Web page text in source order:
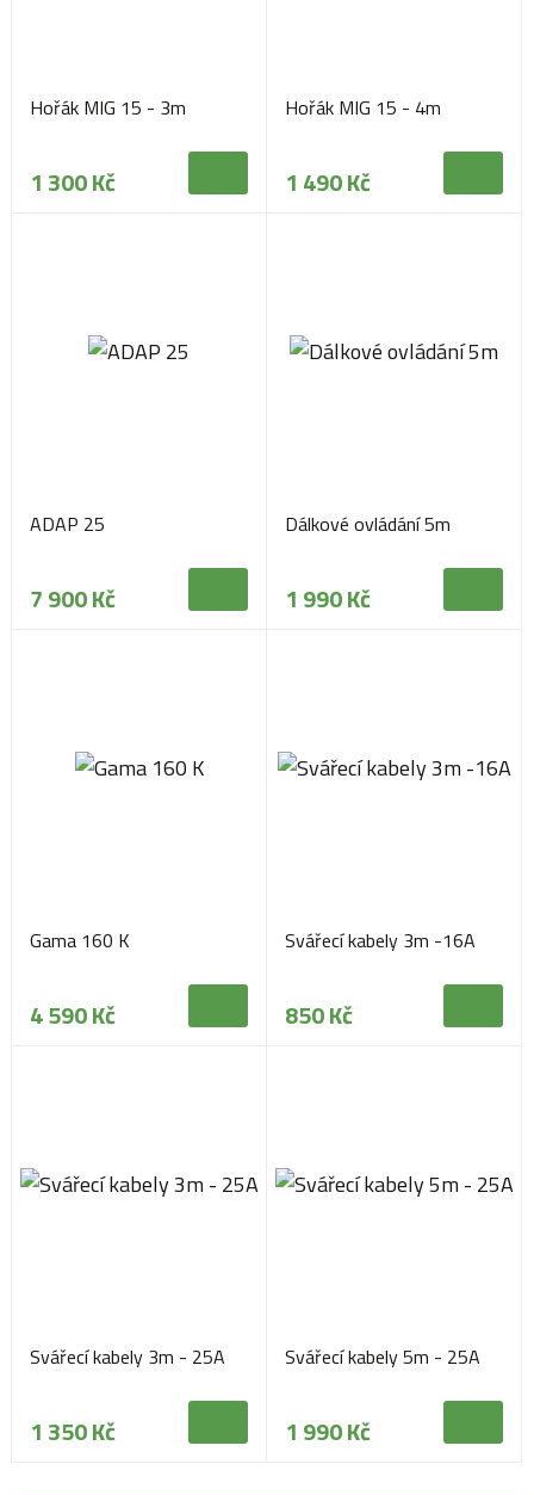
Hořák MIG 15 - 3m
1 300 Kč
Hořák MIG 15 - 4m
1 490 Kč
ADAP 25
7 900 Kč
Dálkové ovládání 5m
1 990 Kč
Gama 160 K
4 590 Kč
Svářecí kabely 3m -16A
850 Kč
Svářecí kabely 3m - 25A
1 350 Kč
Svářecí kabely 5m - 25A
1 990 Kč